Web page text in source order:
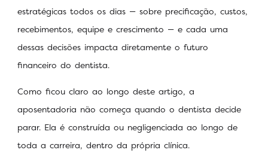
estratégicas todos os dias — sobre precificação, custos,
recebimentos, equipe e crescimento — e cada uma
dessas decisões impacta diretamente o futuro
financeiro do dentista.
Como ficou claro ao longo deste artigo, a
aposentadoria não começa quando o dentista decide
parar. Ela é construída ou negligenciada ao longo de
toda a carreira, dentro da própria clínica.